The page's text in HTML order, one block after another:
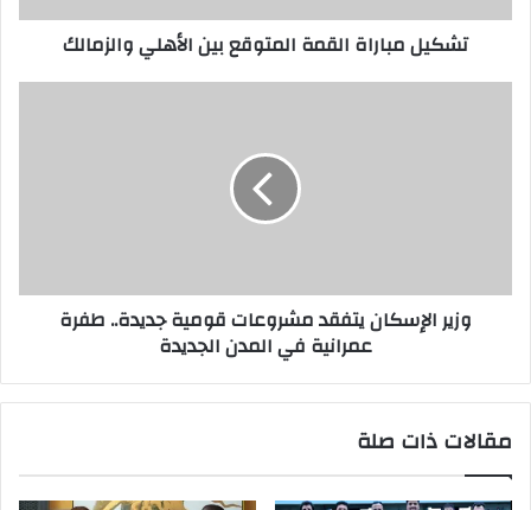
تشكيل مباراة القمة المتوقع بين الأهلي والزمالك
وزير الإسكان يتفقد مشروعات قومية جديدة.. طفرة
عمرانية في المدن الجديدة
مقالات ذات صلة